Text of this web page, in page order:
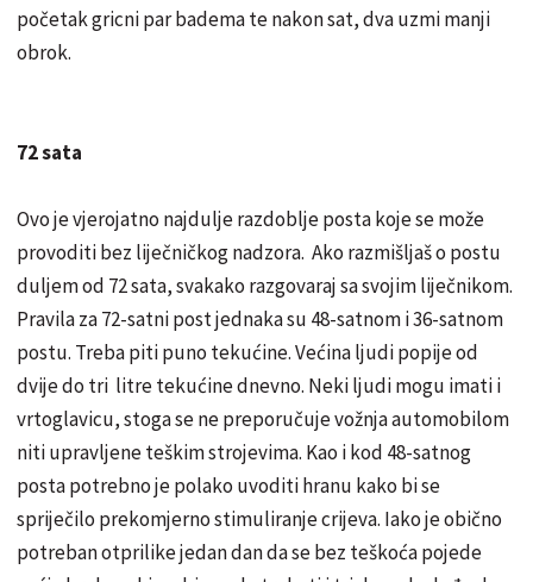
početak gricni par badema te nakon sat, dva uzmi manji
obrok.
72 sata
Ovo je vjerojatno najdulje razdoblje posta koje se može
provoditi bez liječničkog nadzora. Ako razmišljaš o postu
duljem od 72 sata, svakako razgovaraj sa svojim liječnikom.
Pravila za 72-satni post jednaka su 48-satnom i 36-satnom
postu. Treba piti puno tekućine. Većina ljudi popije od
dvije do tri litre tekućine dnevno. Neki ljudi mogu imati i
vrtoglavicu, stoga se ne preporučuje vožnja automobilom
niti upravljene teškim strojevima. Kao i kod 48-satnog
posta potrebno je polako uvoditi hranu kako bi se
spriječilo prekomjerno stimuliranje crijeva. Iako je obično
potreban otprilike jedan dan da se bez teškoća pojede